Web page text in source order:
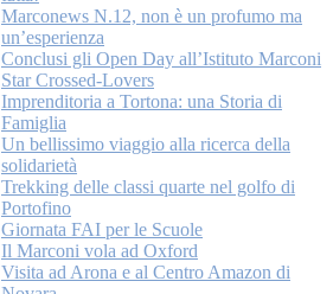
Marconews N.12, non è un profumo ma
un’esperienza
Conclusi gli Open Day all’Istituto Marconi
Star Crossed-Lovers
Imprenditoria a Tortona: una Storia di
Famiglia
Un bellissimo viaggio alla ricerca della
solidarietà
Trekking delle classi quarte nel golfo di
Portofino
Giornata FAI per le Scuole
Il Marconi vola ad Oxford
Visita ad Arona e al Centro Amazon di